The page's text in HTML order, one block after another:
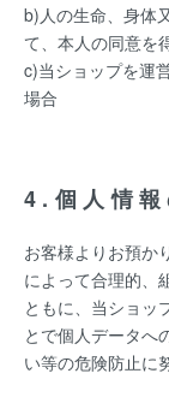
b)人の生命、身体
て、本人の同意を
c)当ショップを運
場合
4.個人情報
お客様よりお預か
によって合理的、
ともに、当ショッ
とで個人データへ
い等の危険防止に